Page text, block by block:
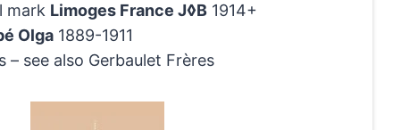
mark Limoges France J◊B 1914+
Olga 1889-1911
– see also Gerbaulet Frères